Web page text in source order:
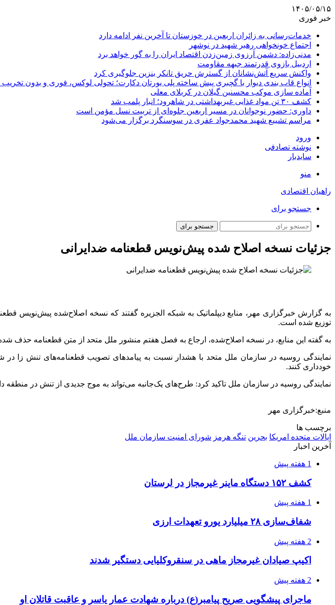
۱۴۰۵/۰۵/۱۵
خبر فوری
خدمات‌رسانی به زائران اربعین در خوزستان تا آخرین نفر ادامه دارد
اجتماع خونخواهی رهبر شهید در نوشهر
مدنی‌زاده: دشمن آرزوی زمین‌زدن اقتصاد ایران را به گور خواهد برد
اردبیل بازوی قدرتمند جبهه مقاومت
واکنش سریع آتش‌نشانان از گسترش حریق تانکر بنزین جلوگیری کرد
انواع قاب بندی دیوار با گچبری پیش ساخته پلی یورتان دکارت؛ تحولی لوکس، فوری و بدون
آماده سازی موکب محسنین گیلان در کربلای معلی
کشف ۳۰ تن مواد غذایی غیربهداشتی در شاهرود؛ انبار پلمب شد
داوری: حضور نوجوانان در مسیر اربعین جلوه‌ای از تربیت نسل مؤمن است
مراسم تشییع شهید محمدجواد عفری در سوسنگرد برگزار می‌شود
ورود
نوشته تصادفی
سایدبار
منو
راهیان اقتصادی
جستجو برای
جستجو برای
جزئیات نسخه اصلاح شده پیش‌نویس قطعنامه ضدایرانی
به گزارش خبرگزاری مهر، منابع دیپلماتیک به شبکه الجزیره گفتند که نسخه اصلاح‌شده پیش‌نویس
توزیع شده است.
به گفته این منابع، در نسخه اصلاح‌شده، ارجاع به فصل هفتم منشور ملل متحد از متن قطعنامه حذف
نمایندگی روسیه در سازمان ملل متحد با هشدار نسبت به پیامدهای تصویب قطعنامه‌های تنش‌ زا
خودداری کنند.
نمایندگی روسیه در سازمان ملل تاکید کرد: طرح‌های یک‌جانبه می‌تواند به موج جدیدی از تنش در منطقه
منبع:خبرگزاری مهر
برچسب ها
ایالات متحده امریکا بحرین تنگه هرمز شورای امنیت سازمان ملل
آخرین اخبار
1 هفته پیش
کشف ۱۵۲ دستگاه ماینر غیرمجاز در لرستان
1 هفته پیش
شفاف‌سازی ۲۸ میلیارد یورو تعهدات ارزی
2 هفته پیش
اکیپ صیادان غیرمجاز ماهی در سنقروکلیایی دستگیر شدند
2 هفته پیش
ماجرای پیشگویی صریح پیامبر(ع) درباره شهادت عمار یاسر و عاقبت قاتلان او